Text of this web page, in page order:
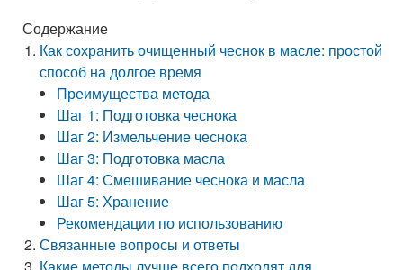
Содержание
Как сохранить очищенный чеснок в масле: простой
способ на долгое время
Преимущества метода
Шаг 1: Подготовка чеснока
Шаг 2: Измельчение чеснока
Шаг 3: Подготовка масла
Шаг 4: Смешивание чеснока и масла
Шаг 5: Хранение
Рекомендации по использованию
Связанные вопросы и ответы